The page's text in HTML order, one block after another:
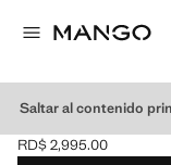
Saltar al contenido
CAZADORA
Precio actual [RD$
RD$ 2,995.00
Selecciona un color